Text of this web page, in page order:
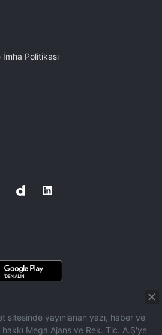
Politikası
sitesinde yayınlanan yazı, haber ve
Mega Ajans ve Rek. Tic. A.Ş'ye